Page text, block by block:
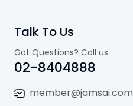
Talk To Us
Got Questions? Call us
02-8404888
member@jamsai.com